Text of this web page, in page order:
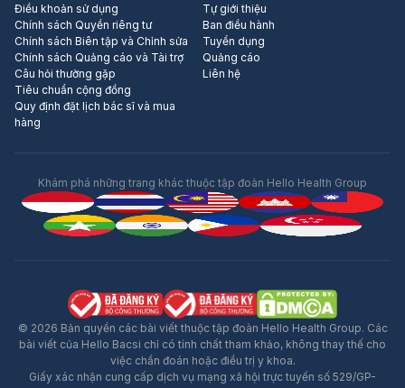
Điều khoản sử dụng
Chính sách Quyền riêng tư
Chính sách Biên tập và Chỉnh sửa
Chính sách Quảng cáo và Tài trợ
Câu hỏi thường gặp
Tiêu chuẩn cộng đồng
Quy định đặt lịch bác sĩ và mua
hàng
Tự giới thiệu
Ban điều hành
Tuyển dụng
Quảng cáo
Liên hệ
Khám phá những trang khác thuộc tập đoàn Hello Health Group
© 2026 Bản quyền các bài viết thuộc tập đoàn Hello Health Group. Các
bài viết của Hello Bacsi chỉ có tính chất tham khảo, không thay thế cho
việc chẩn đoán hoặc điều trị y khoa.
Giấy xác nhận cung cấp dịch vụ mạng xã hội trực tuyến số 529/GP-